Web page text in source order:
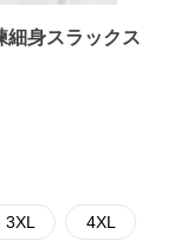
細身スラックス
3XL 4XL